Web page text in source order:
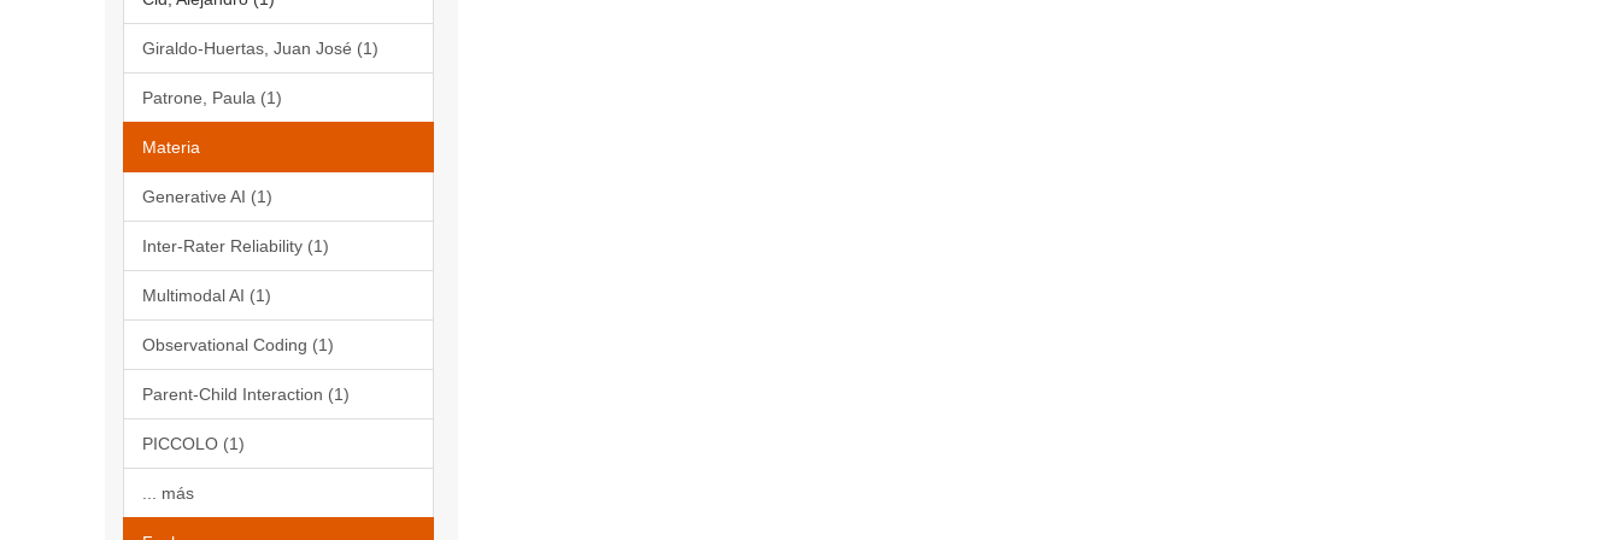
Giraldo-Huertas, Juan José (1)
Patrone, Paula (1)
Materia
Generative AI (1)
Inter-Rater Reliability (1)
Multimodal AI (1)
Observational Coding (1)
Parent-Child Interaction (1)
PICCOLO (1)
... más